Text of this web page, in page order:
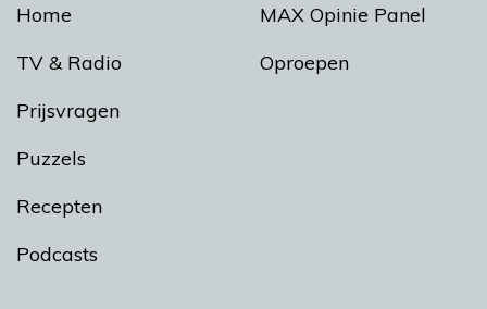
Home
TV & Radio
Prijsvragen
Puzzels
Recepten
Podcasts
MAX Opinie Panel
Oproepen